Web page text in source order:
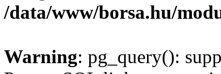
/data/www/borsa.hu/
Warning: pg_query():